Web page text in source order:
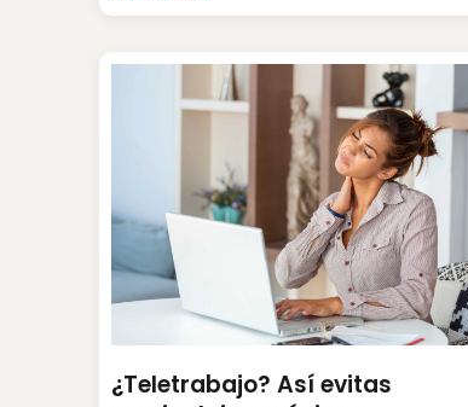
¿Teletrabajo? Así evitas